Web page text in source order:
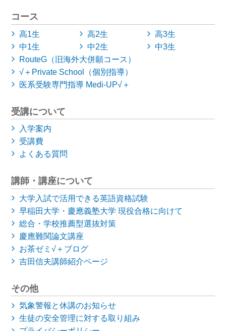
コース
高1生 高2生
高3生
中1生
中2生
中3生
RouteG（旧海外大併願コース）
√＋Private School（個別指導）
医系受験専門指導 Medi-UP√＋
受講について
入学案内
受講費
よくある質問
講師・講座について
大学入試で活用できる英語資格試験
早稲田大学・慶應義塾大学現役合格に向けて
総合・学校推薦型選抜対策
慶應難関論文講座
お茶ゼミ√＋ブログ
吉田信夫講師紹介ページ
その他
気象警報と休講のお知らせ
生徒の安全管理に対する取り組み